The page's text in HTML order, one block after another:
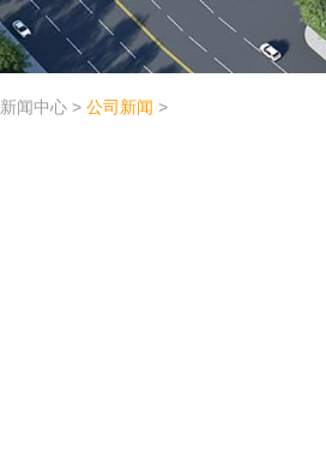
新闻中心 >公司新闻 >